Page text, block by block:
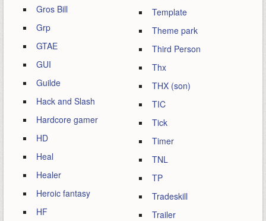
Gros Bill
Grp
GTAE
GUI
Guilde
Hack and Slash
Hardcore gamer
HD
Heal
Healer
Heroic fantasy
HF
Template
Theme park
Third Person
Thx
THX (son)
TIC
Tick
Timer
TNL
TP
Tradeskill
Trailer